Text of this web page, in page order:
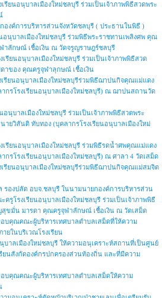
รียนอนุบาลเมืองใหม่ชลบุรี ร่วมเป็นเจ้าภาพพิธีสวดพระ
องค์การบริหารส่วนจังหวัดชลบุรี ( ประธานในพิธี )
อนุบาลเมืองใหม่ชลบุรี ร่วมพิธีพระราชทานเพลิงศพ คุณ
ลักษณ์ เชื้อเงิน ณ วัดจรูญราษฎร์ชลบุรี
รียนอนุบาลเมืองใหม่ชลบุรี ร่วมเป็นเจ้าภาพพิธีสวด
าของ คุณครูจุฬาลุกษณ์ เชื้อเงิน
เรียนอนุบาลเมืองใหม่ชลบุรีร่วมพิธีฌาปนกิจคุณแม่แดง
รโรงเรียนอนุบาลเมืองใหม่ชลบุรี) ณ ฌาปนสถานวัด
อนุบาลเมืองใหม่ชลบุรี ร่วมเป็นเจ้าภาพพิธีสวดพระ
ยวิสันติ ทับทอง (บุคลากรโรงเรียนอนุบาลเมืองใหม่
เรียนอนุบาลเมืองใหม่ชลบุรี ร่วมพิธีรดน้ำศพคุณแม่แดง
รโรงเรียนอนุบาลเมืองใหม่ชลบุรี) ณ ศาลา 4 วัดเสม็ด
เรียนอนุบาลเมืองใหม่ชลบุรีร่วมพิธีฌาปนกิจคุณแม่สมจิต
รองปลัด อบจ.ชลบุรี ในนามนายกองค์การบริหารส่วน
รูโรงเรียนอนุบาลเมืองใหม่ชลบุรี ร่วมเป็นเจ้าภาพพิธี
ขมั่น มารดา คุณครูจุฬาลักษณ์ เชื้อเงิน ณ วัดเสม็ด
บคุณคณะผู้บริหารเทศบาลตำบลเสม็ดที่ให้ความ
ยในบริเวณโรงเรียน
บาลเมืองใหม่ชลบุรี ให้ความอนุเคราะห์สถานที่เป็นศูนย์
ยนสังกัดองค์กรปกครองส่วนท้องถิ่น และที่มีความ
บคุณคณะผู้บริหารเทศบาลตำบลเสม็ดให้ความ